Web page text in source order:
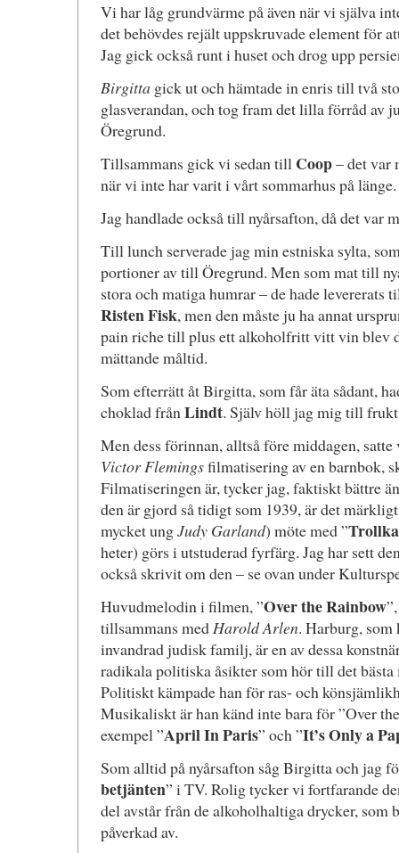
Vi har låg grundvärme på även när vi själva
det behövdes rejält uppskruvade element för
Jag gick också runt i huset och drog upp
Birgittagick ut och hämtade in enris till två
glasverandan, och tog fram det lilla förråd av
Öregrund.
Tillsammans gick vi sedan till Coop– det var
när vi inte har varit i vårt sommarhus på länge.
Jag handlade också till nyårsafton, då det var
Till lunch serverade jag min estniska sylta,
portioner av till Öregrund. Men som mat till
stora och matiga humrar – de hade levererats
Risten Fisk, men den måste ju ha annat
pain riche till plus ett alkoholfritt vitt vin blev
mättande måltid.
Som efterrätt åt Birgitta, som får äta sådant,
choklad frånLindt. Själv höll jag mig till
Men dess förinnan, alltså före middagen,
Victor Flemingsfilmatisering av en barnbok,
Filmatiseringen är, tycker jag, faktiskt bättre
den är gjord så tidigt som 1939, är det
mycket ungJudy Garland) möte med ”
heter) görs i utstuderad fyrfärg. Jag har sett
också skrivit om den – se ovan under
Huvudmelodin i filmen, ”Over the Rainbow
tillsammans medHarold Arlen. Harburg, som
invandrad judisk familj, är en av dessa
radikala politiska åsikter som hör till det bästa
Politiskt kämpade han för ras- och
Musikaliskt är han känd inte bara för ”Over
exempel ”April In Paris” och ”It’s Only a
Som alltid på nyårsafton såg Birgitta och jag
betjänten” i TV. Rolig tycker vi fortfarande
del avstår från de alkoholhaltiga drycker, som
påverkad av.